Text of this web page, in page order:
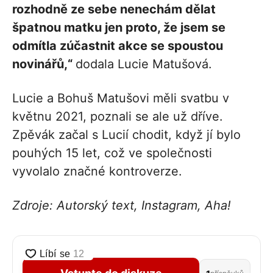
rozhodně ze sebe nenechám dělat
špatnou matku jen proto, že jsem se
odmítla zúčastnit akce se spoustou
novinářů,“ dodala Lucie Matušová.
Lucie a Bohuš Matušovi měli svatbu v
květnu 2021, poznali se ale už dříve.
Zpěvák začal s Lucií chodit, když jí bylo
pouhých 15 let, což ve společnosti
vyvolalo značné kontroverze.
Zdroje: Autorský text, Instagram, Aha!